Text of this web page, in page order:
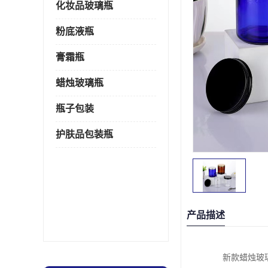
化妆品玻璃瓶
粉底液瓶
膏霜瓶
蜡烛玻璃瓶
瓶子包装
护肤品包装瓶
产品描述
新款蜡烛玻